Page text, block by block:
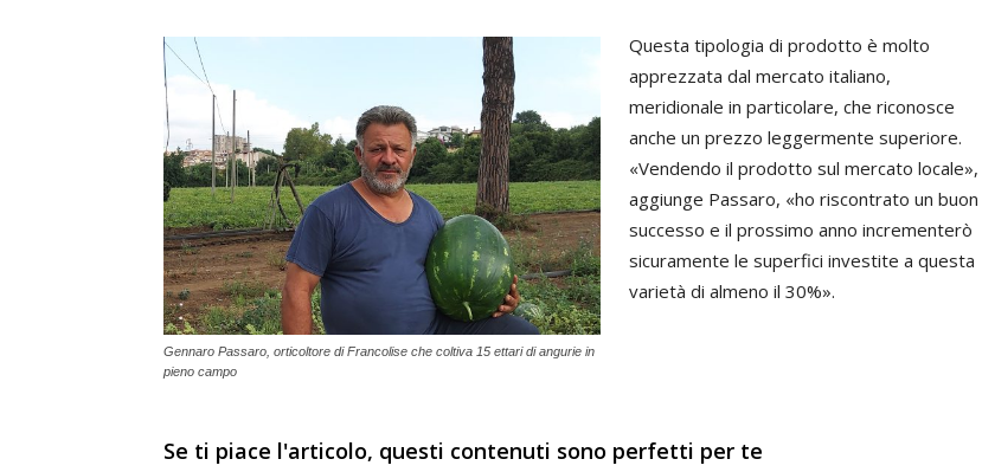
Gennaro Passaro, orticoltore di Francolise che coltiva 15 ettari di angurie in
pieno campo
Questa tipologia di prodotto è molto
apprezzata dal mercato italiano,
meridionale in particolare, che riconosce
anche un prezzo leggermente superiore.
«Vendendo il prodotto sul mercato locale»,
aggiunge Passaro, «ho riscontrato un buon
successo e il prossimo anno incrementerò
sicuramente le superfici investite a questa
varietà di almeno il 30%».
Se ti piace l'articolo, questi contenuti sono perfetti per te